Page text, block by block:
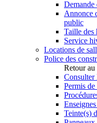
Demande
Annonce
public
Taille des
Service
Locations de
Police des
Retour
Consulter
Permis
Teinte(s)